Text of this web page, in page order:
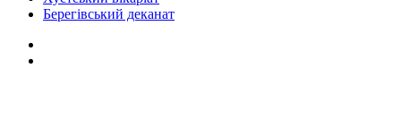
Берегівський деканат